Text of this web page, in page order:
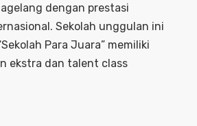
dengan prestasi
Sekolah unggulan ini
Para Juara” memiliki
ekstra dan talent class